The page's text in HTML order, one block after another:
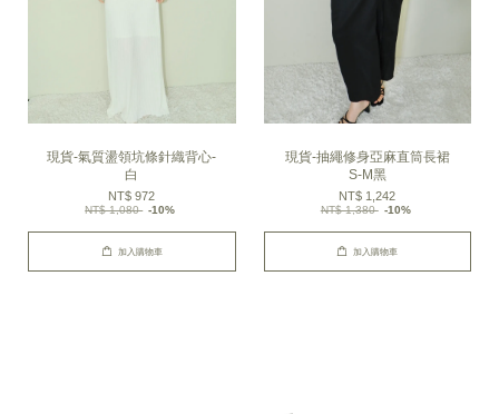
現貨-氣質盪領坑條針織背心-
白
NT$ 972
NT$ 1,080 -10%
加入購物車
現貨-抽繩修身亞麻直筒長裙
S-M黑
NT$ 1,242
NT$ 1,380 -10%
加入購物車